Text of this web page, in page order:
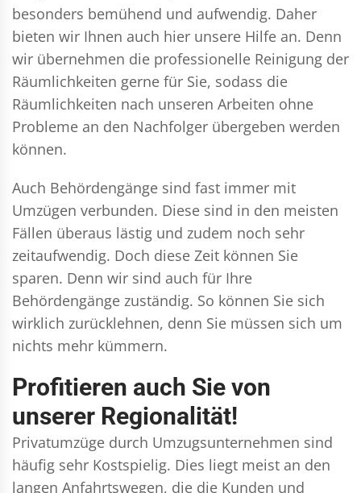
besonders bemühend und aufwendig. Daher
bieten wir Ihnen auch hier unsere Hilfe an. Denn
wir übernehmen die professionelle Reinigung der
Räumlichkeiten gerne für Sie, sodass die
Räumlichkeiten nach unseren Arbeiten ohne
Probleme an den Nachfolger übergeben werden
können.
Auch Behördengänge sind fast immer mit
Umzügen verbunden. Diese sind in den meisten
Fällen überaus lästig und zudem noch sehr
zeitaufwendig. Doch diese Zeit können Sie
sparen. Denn wir sind auch für Ihre
Behördengänge zuständig. So können Sie sich
wirklich zurücklehnen, denn Sie müssen sich um
nichts mehr kümmern.
Profitieren auch Sie von
unserer Regionalität!
Privatumzüge durch Umzugsunternehmen sind
häufig sehr Kostspielig. Dies liegt meist an den
langen Anfahrtswegen, die die Kunden und